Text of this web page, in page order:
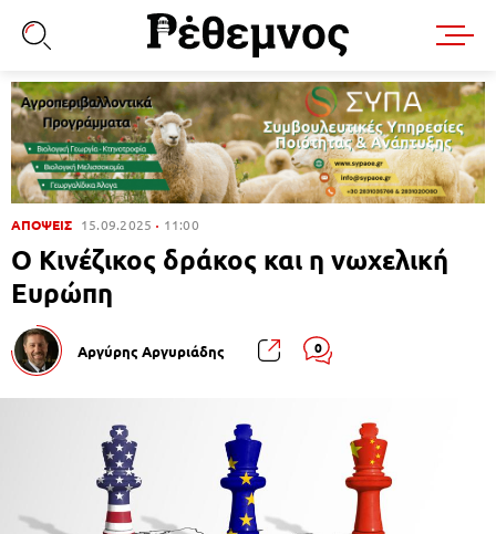
ΑΠΟΨΕΙΣ 15.09.2025 11:00
Ο Κινέζικος δράκος και η νωχελική
Ευρώπη
Αργύρης Αργυριάδης 0